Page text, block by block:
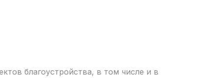
благоустройства, в том числе и в